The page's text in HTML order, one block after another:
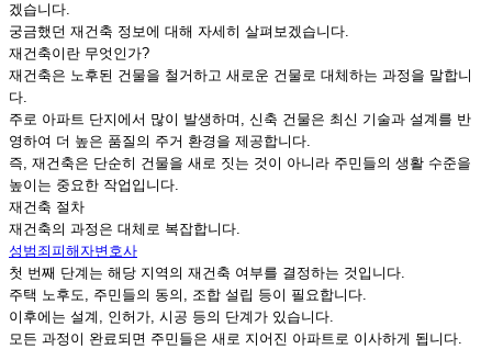
겠습니다.
궁금했던 재건축 정보에 대해 자세히 살펴보겠습니다.
재건축이란 무엇인가?
재건축은 노후된 건물을 철거하고 새로운 건물로 대체하는 과정을 말합니
다.
주로 아파트 단지에서 많이 발생하며, 신축 건물은 최신 기술과 설계를 반
영하여 더 높은 품질의 주거 환경을 제공합니다.
즉, 재건축은 단순히 건물을 새로 짓는 것이 아니라 주민들의 생활 수준을
높이는 중요한 작업입니다.
재건축 절차
재건축의 과정은 대체로 복잡합니다.
성범죄피해자변호사
첫 번째 단계는 해당 지역의 재건축 여부를 결정하는 것입니다.
주택 노후도, 주민들의 동의, 조합 설립 등이 필요합니다.
이후에는 설계, 인허가, 시공 등의 단계가 있습니다.
모든 과정이 완료되면 주민들은 새로 지어진 아파트로 이사하게 됩니다.